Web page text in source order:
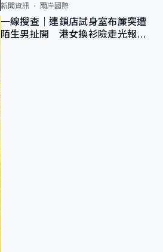
新聞資訊 兩岸國際
一線搜查｜連鎖店試身室布簾突遭
陌生男扯開 港女換衫險走光報